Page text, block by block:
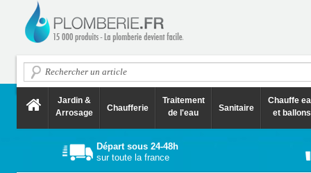
Jardin &
Arrosage
Chaufferie
Traitement
de l'eau
Sanitaire
Chauffe
et ballons
Départ sous 24-48h
sur toute la france